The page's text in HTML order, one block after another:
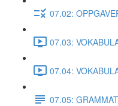
07.02:
07.03:
07.04:
07.05: